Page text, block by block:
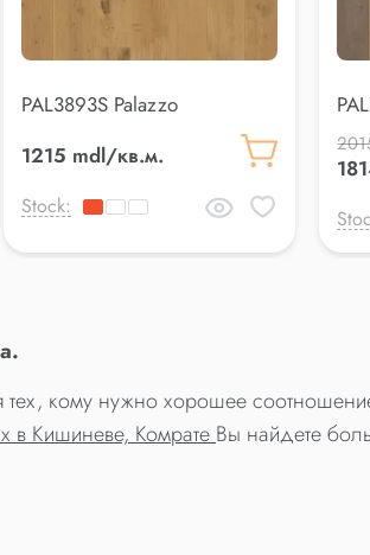
PAL3893S Palazzo
1215 mdl/кв.м.
Stock:
кому нужно хорошее
в Кишиневе, Комрате Вы найдете